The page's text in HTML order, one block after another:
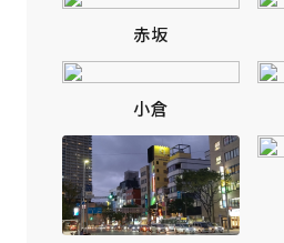
赤坂
小倉